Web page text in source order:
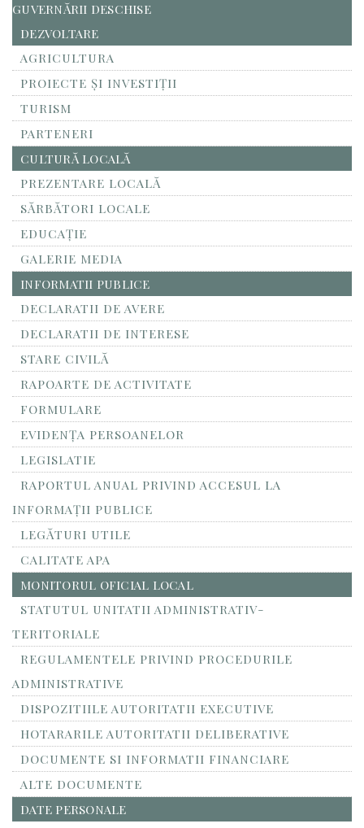
GUVERNĂRII DESCHISE
DEZVOLTARE
AGRICULTURA
PROIECTE ȘI INVESTIȚII
TURISM
PARTENERI
CULTURĂ LOCALĂ
PREZENTARE LOCALĂ
SĂRBĂTORI LOCALE
EDUCAȚIE
GALERIE MEDIA
INFORMATII PUBLICE
DECLARATII DE AVERE
DECLARATII DE INTERESE
STARE CIVILĂ
RAPOARTE DE ACTIVITATE
FORMULARE
EVIDENȚA PERSOANELOR
LEGISLATIE
RAPORTUL ANUAL PRIVIND ACCESUL LA
INFORMAŢII PUBLICE
LEGĂTURI UTILE
CALITATE APA
MONITORUL OFICIAL LOCAL
STATUTUL UNITATII ADMINISTRATIV-
TERITORIALE
REGULAMENTELE PRIVIND PROCEDURILE
ADMINISTRATIVE
DISPOZITIILE AUTORITATII EXECUTIVE
HOTARARILE AUTORITATII DELIBERATIVE
DOCUMENTE SI INFORMATII FINANCIARE
ALTE DOCUMENTE
DATE PERSONALE